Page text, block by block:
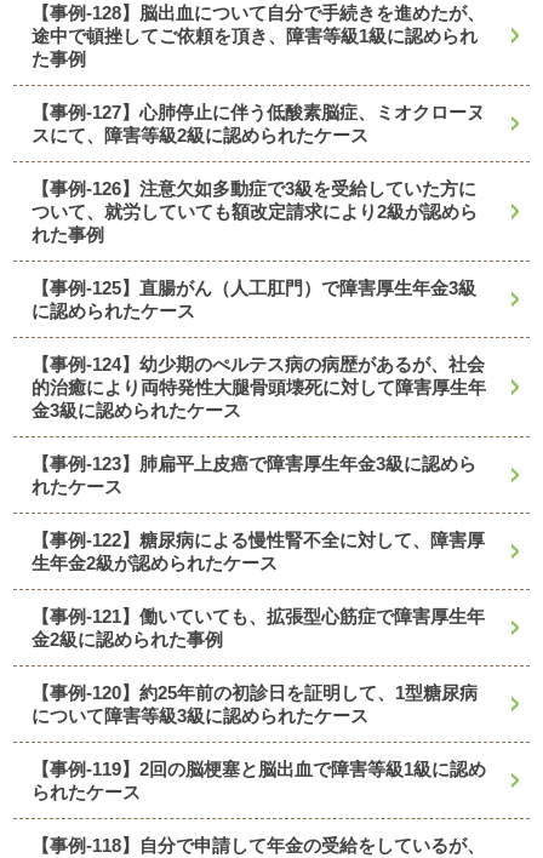
【事例-128】脳出血について自分で手続きを進めたが、
途中で頓挫してご依頼を頂き、障害等級1級に認められ
た事例
【事例-127】心肺停止に伴う低酸素脳症、ミオクローヌ
スにて、障害等級2級に認められたケース
【事例-126】注意欠如多動症で3級を受給していた方に
ついて、就労していても額改定請求により2級が認めら
れた事例
【事例-125】直腸がん（人工肛門）で障害厚生年金3級
に認められたケース
【事例-124】幼少期のぺルテス病の病歴があるが、社会
的治癒により両特発性大腿骨頭壊死に対して障害厚生年
金3級に認められたケース
【事例-123】肺扁平上皮癌で障害厚生年金3級に認めら
れたケース
【事例-122】糖尿病による慢性腎不全に対して、障害厚
生年金2級が認められたケース
【事例-121】働いていても、拡張型心筋症で障害厚生年
金2級に認められた事例
【事例-120】約25年前の初診日を証明して、1型糖尿病
について障害等級3級に認められたケース
【事例-119】2回の脳梗塞と脳出血で障害等級1級に認め
られたケース
【事例-118】自分で申請して年金の受給をしているが、